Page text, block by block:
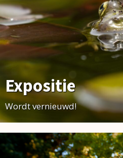
Expositie
Wordt vernieuwd!